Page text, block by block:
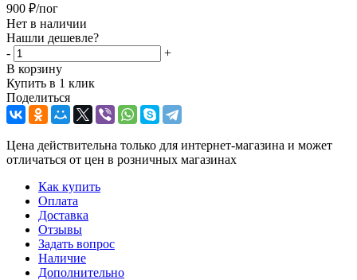
900 ₽/пог
Нет в наличии
Нашли дешевле?
-
+
В корзину
Купить в 1 клик
Поделиться
Цена действительна только для интернет-магазина и может
отличаться от цен в розничных магазинах
Как купить
Оплата
Доставка
Отзывы
Задать вопрос
Наличие
Дополнительно